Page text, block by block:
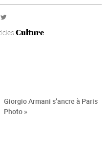
Culture
Giorgio Armani s’ancre à Paris
Photo »